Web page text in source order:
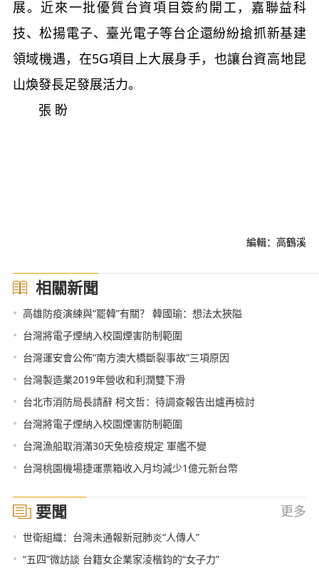
展。近來一批優質台資項目簽約開工，嘉聯益科
技、松揚電子、臺光電子等台企還紛紛搶抓新基建
領域機遇，在5G項目上大展身手，也讓台資高地昆
山煥發長足發展活力。
張 盼
編輯：高鶴溪
相關新聞
• 高雄防疫演練與“罷韓”有關？ 韓國瑜：想法太狹隘
• 台灣將電子煙納入校園煙害防制範圍
• 台灣運安會公佈“南方澳大橋斷裂事故”三項原因
• 台灣製造業2019年營收和利潤雙下滑
• 台北市消防局長請辭 柯文哲：待調查報告出爐再檢討
• 台灣將電子煙納入校園煙害防制範圍
• 台灣漁船取消滿30天免檢疫規定 軍艦不變
• 台灣桃園機場捷運票箱收入月均減少1億元新台幣
要聞 更多
• 世衛組織：台灣未通報新冠肺炎“人傳人”
• “五四”微訪談 台籍女企業家淩楷鈞的“女子力”